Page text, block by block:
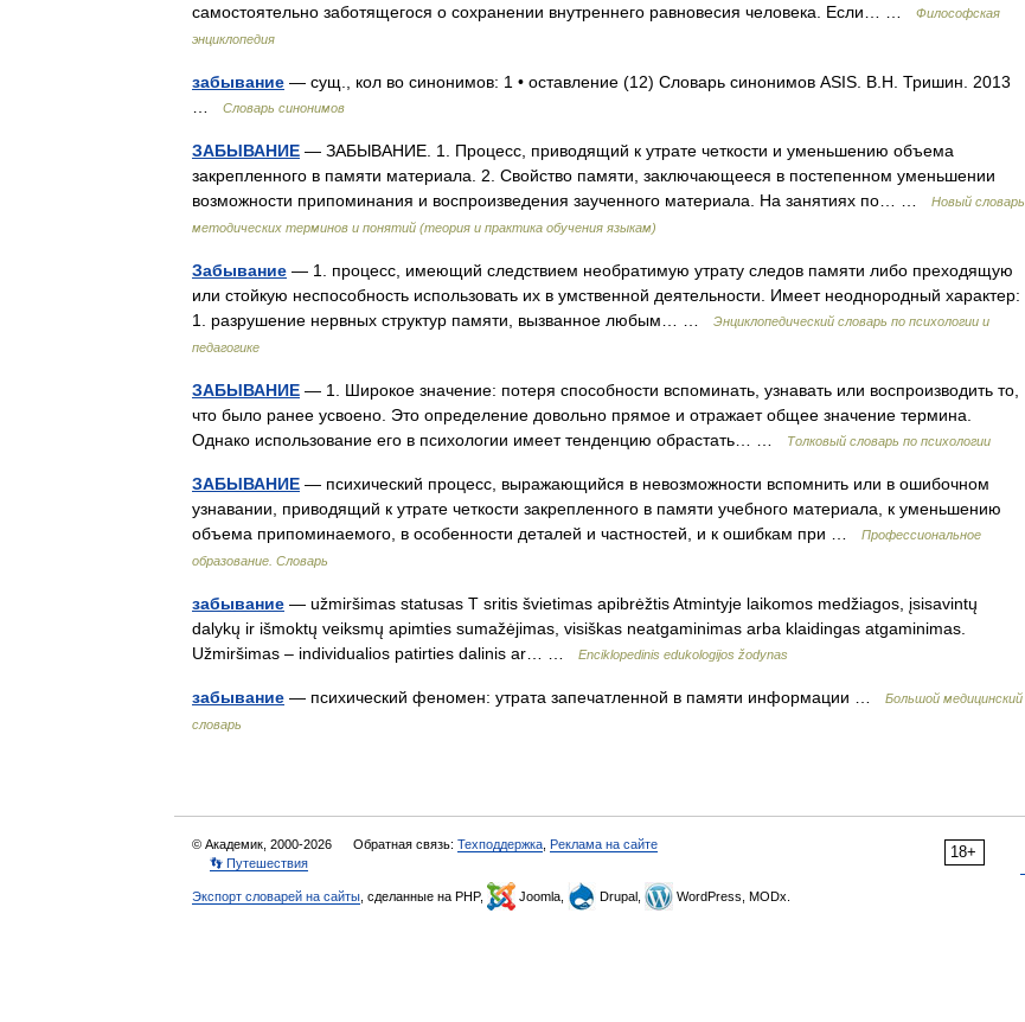
самостоятельно заботящегося о сохранении внутреннего равновесия человека. Если… …
Философская
энциклопедия
забывание — сущ., кол во синонимов: 1 • оставление (12) Словарь синонимов ASIS. В.Н. Тришин. 2013
Словарь синонимов
ЗАБЫВАНИЕ — ЗАБЫВАНИЕ. 1. Процесс, приводящий к утрате четкости и уменьшению объема
закрепленного в памяти материала. 2. Свойство памяти, заключающееся в постепенном уменьшении
возможности припоминания и воспроизведения заученного материала. На занятиях по… …
Новый словарь
методических терминов и понятий (теория и практика обучения языкам)
Забывание — 1. процесс, имеющий следствием необратимую утрату следов памяти либо преходящую
или стойкую неспособность использовать их в умственной деятельности. Имеет неоднородный характер:
1. разрушение нервных структур памяти, вызванное любым… …
Энциклопедический словарь по психологии и
педагогике
ЗАБЫВАНИЕ — 1. Широкое значение: потеря способности вспоминать, узнавать или воспроизводить то,
что было ранее усвоено. Это определение довольно прямое и отражает общее значение термина.
Однако использование его в психологии имеет тенденцию обрастать… …
Толковый словарь по психологии
ЗАБЫВАНИЕ — психический процесс, выражающийся в невозможности вспомнить или в ошибочном
узнавании, приводящий к утрате четкости закрепленного в памяти учебного материала, к уменьшению
объема припоминаемого, в особенности деталей и частностей, и к ошибкам при …
Профессиональное
образование. Словарь
забывание — užmiršimas statusas T sritis švietimas apibrėžtis Atmintyje laikomos medžiagos, įsisavintų
dalykų ir išmoktų veiksmų apimties sumažėjimas, visiškas neatgaminimas arba klaidingas atgaminimas.
Užmiršimas – individualios patirties dalinis ar… …
Enciklopedinis edukologijos žodynas
забывание — психический феномен: утрата запечатленной в памяти информации …
Большой медицинский
словарь
18+
© Академик, 2000-2026 Обратная связь: Техподдержка Реклама на сайте
👣 Путешествия
Экспорт словарей на сайты , сделанные на PHP, Joomla, Drupal, WordPress, MODx.